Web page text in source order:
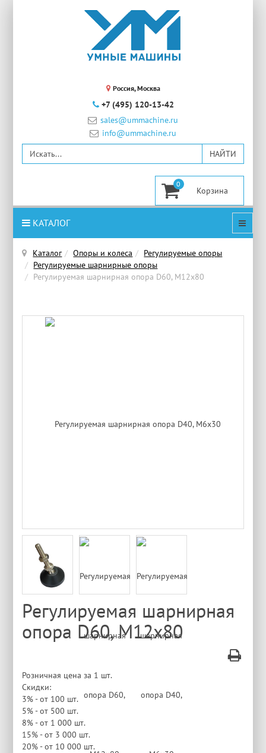
Россия, Москва
+7 (495) 120-13-42
sales@ummachine.ru
info@ummachine.ru
0
КАТАЛОГ
Каталог Опоры и колеса
Регулируемые опоры
Регулируемые шарнирные опоры
Регулируемая шарнирная опора D60, М12х80
Регулируемая шарнирная
опора D60, М12х80
Розничная цена за 1 шт.
Скидки:
3% - от 100 шт.
5% - от 500 шт.
8% - от 1 000 шт.
15% - от 3 000 шт.
20% - от 10 000 шт.